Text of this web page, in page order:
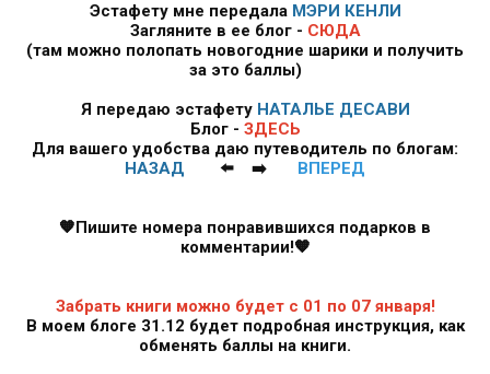
Эстафету мне передала МЭРИ КЕНЛИ
Загляните в ее блог - СЮДА
(там можно полопать новогодние шарики и получить
за это баллы)
Я передаю эстафету НАТАЛЬЕ ДЕСАВИ
Блог - ЗДЕСЬ
Для вашего удобства даю путеводитель по блогам:
НАЗАД
⬅️ ➡️ ВПЕРЕД
🧡Пишите номера понравившихся подарков в
комментарии!🧡
Забрать книги можно будет с 01 по 07 января!
В моем блоге 31.12 будет подробная инструкция, как
обменять баллы на книги.